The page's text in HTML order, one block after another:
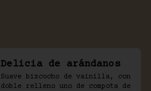
Delicia de arándanos
Suave bizcocho de vainilla, con
doble relleno uno de compota de